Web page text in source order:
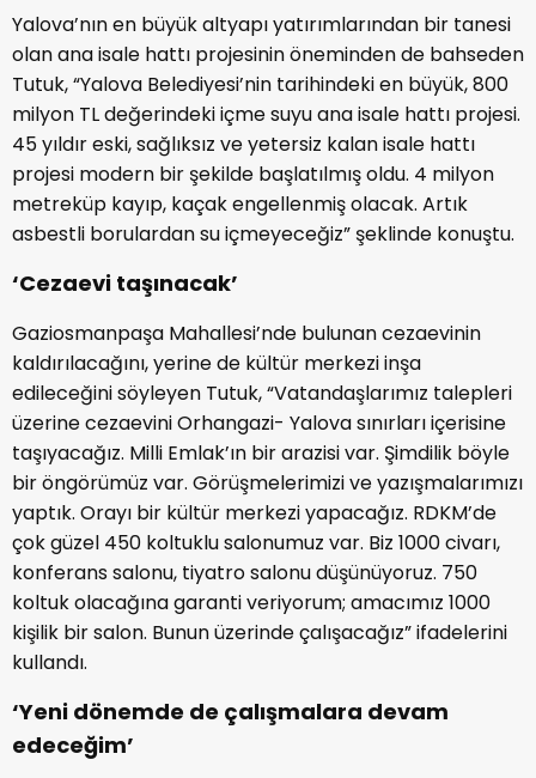
Yalova’nın en büyük altyapı yatırımlarından bir tanesi
olan ana isale hattı projesinin öneminden de bahseden
Tutuk, “Yalova Belediyesi’nin tarihindeki en büyük, 800
milyon TL değerindeki içme suyu ana isale hattı projesi.
45 yıldır eski, sağlıksız ve yetersiz kalan isale hattı
projesi modern bir şekilde başlatılmış oldu. 4 milyon
metreküp kayıp, kaçak engellenmiş olacak. Artık
asbestli borulardan su içmeyeceğiz” şeklinde konuştu.
‘Cezaevi taşınacak’
Gaziosmanpaşa Mahallesi’nde bulunan cezaevinin
kaldırılacağını, yerine de kültür merkezi inşa
edileceğini söyleyen Tutuk, “Vatandaşlarımız talepleri
üzerine cezaevini Orhangazi- Yalova sınırları içerisine
taşıyacağız. Milli Emlak’ın bir arazisi var. Şimdilik böyle
bir öngörümüz var. Görüşmelerimizi ve yazışmalarımızı
yaptık. Orayı bir kültür merkezi yapacağız. RDKM’de
çok güzel 450 koltuklu salonumuz var. Biz 1000 civarı,
konferans salonu, tiyatro salonu düşünüyoruz. 750
koltuk olacağına garanti veriyorum; amacımız 1000
kişilik bir salon. Bunun üzerinde çalışacağız” ifadelerini
kullandı.
‘Yeni dönemde de çalışmalara devam
edeceğim’